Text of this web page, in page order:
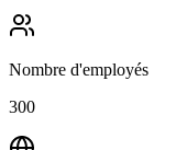
Nombre d'employés
300